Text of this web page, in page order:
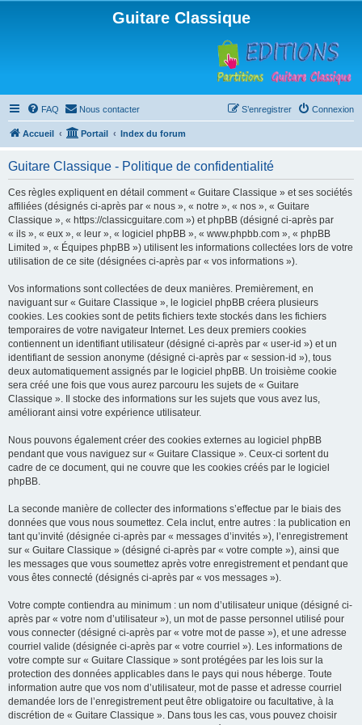
Guitare Classique
FAQ Nous contacter Connexion
S’enregistrer
Accueil Portail Index du forum
Guitare Classique - Politique de confidentialité
Ces règles expliquent en détail comment « Guitare Classique » et ses sociétés
affiliées (désignés ci-après par « nous », « notre », « nos », « Guitare
Classique », « https://classicguitare.com ») et phpBB (désigné ci-après par
« ils », « eux », « leur », « logiciel phpBB », « www.phpbb.com », « phpBB
Limited », « Équipes phpBB ») utilisent les informations collectées lors de votre
utilisation de ce site (désignées ci-après par « vos informations »).
Vos informations sont collectées de deux manières. Premièrement, en
naviguant sur « Guitare Classique », le logiciel phpBB créera plusieurs
cookies. Les cookies sont de petits fichiers texte stockés dans les fichiers
temporaires de votre navigateur Internet. Les deux premiers cookies
contiennent un identifiant utilisateur (désigné ci-après par « user-id ») et un
identifiant de session anonyme (désigné ci-après par « session-id »), tous
deux automatiquement assignés par le logiciel phpBB. Un troisième cookie
sera créé une fois que vous aurez parcouru les sujets de « Guitare
Classique ». Il stocke des informations sur les sujets que vous avez lus,
améliorant ainsi votre expérience utilisateur.
Nous pouvons également créer des cookies externes au logiciel phpBB
pendant que vous naviguez sur « Guitare Classique ». Ceux-ci sortent du
cadre de ce document, qui ne couvre que les cookies créés par le logiciel
phpBB.
La seconde manière de collecter des informations s’effectue par le biais des
données que vous nous soumettez. Cela inclut, entre autres : la publication en
tant qu’invité (désignée ci-après par « messages d’invités »), l’enregistrement
sur « Guitare Classique » (désigné ci-après par « votre compte »), ainsi que
les messages que vous soumettez après votre enregistrement et pendant que
vous êtes connecté (désignés ci-après par « vos messages »).
Votre compte contiendra au minimum : un nom d’utilisateur unique (désigné ci-
après par « votre nom d’utilisateur »), un mot de passe personnel utilisé pour
vous connecter (désigné ci-après par « votre mot de passe »), et une adresse
courriel valide (désignée ci-après par « votre courriel »). Les informations de
votre compte sur « Guitare Classique » sont protégées par les lois sur la
protection des données applicables dans le pays qui nous héberge. Toute
information autre que vos nom d’utilisateur, mot de passe et adresse courriel
demandée lors de l’enregistrement peut être obligatoire ou facultative, à la
discrétion de « Guitare Classique ». Dans tous les cas, vous pouvez choisir